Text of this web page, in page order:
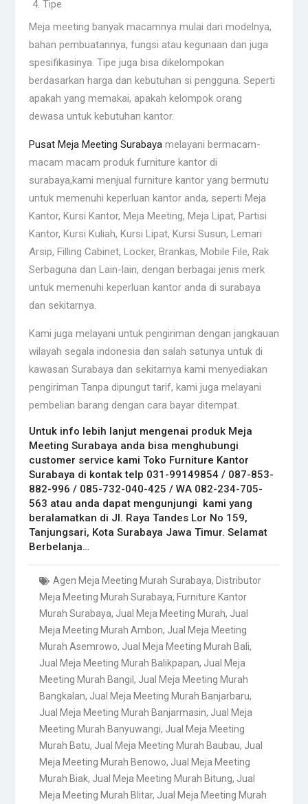
Tipe
Meja meeting banyak macamnya mulai dari modelnya,
bahan pembuatannya, fungsi atau kegunaan dan juga
spesifikasinya. Tipe juga bisa dikelompokan
berdasarkan harga dan kebutuhan si pengguna. Seperti
apakah yang memakai, apakah kelompok orang
dewasa untuk kebutuhan kantor.
Pusat Meja Meeting Surabayamelayani bermacam-
macam macam produk furniture kantor di
surabaya,kami menjual furniture kantor yang bermutu
untuk memenuhi keperluan kantor anda, seperti Meja
Kantor, Kursi Kantor, Meja Meeting, Meja Lipat, Partisi
Kantor, Kursi Kuliah, Kursi Lipat, Kursi Susun, Lemari
Arsip, Filling Cabinet, Locker, Brankas, Mobile File, Rak
Serbaguna dan Lain-lain, dengan berbagai jenis merk
untuk memenuhi keperluan kantor anda di surabaya
dan sekitarnya.
Kami juga melayani untuk pengiriman dengan jangkauan
wilayah segala indonesia dan salah satunya untuk di
kawasan Surabaya dan sekitarnya kami menyediakan
pengiriman Tanpa dipungut tarif, kami juga melayani
pembelian barang dengan cara bayar ditempat.
Untuk info lebih lanjut mengenai produk Meja
Meeting Surabaya anda bisa menghubungi
customer service kami Toko Furniture Kantor
Surabaya di kontak telp 031-99149854 / 087-853-
882-996 / 085-732-040-425 / WA 082-234-705-
563 atau anda dapat mengunjungi kami yang
beralamatkan di Jl. Raya Tandes Lor No 159,
Tanjungsari, Kota Surabaya Jawa Timur. Selamat
Berbelanja…
Agen Meja Meeting Murah Surabaya, Distributor
Meja Meeting Murah Surabaya, Furniture Kantor
Murah Surabaya, Jual Meja Meeting Murah, Jual
Meja Meeting Murah Ambon, Jual Meja Meeting
Murah Asemrowo, Jual Meja Meeting Murah Bali,
Jual Meja Meeting Murah Balikpapan, Jual Meja
Meeting Murah Bangil , Jual Meja Meeting Murah
Bangkalan, Jual Meja Meeting Murah Banjarbaru,
Jual Meja Meeting Murah Banjarmasin, Jual Meja
Meeting Murah Banyuwangi, Jual Meja Meeting
Murah Batu, Jual Meja Meeting Murah Baubau, Jual
Meja Meeting Murah Benowo, Jual Meja Meeting
Murah Biak, Jual Meja Meeting Murah Bitung, Jual
Meja Meeting Murah Blitar, Jual Meja Meeting Murah